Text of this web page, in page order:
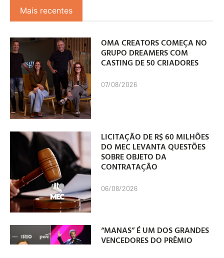
Mais recentes
OMA CREATORS COMEÇA NO
GRUPO DREAMERS COM
CASTING DE 50 CRIADORES
07/08/2026
LICITAÇÃO DE R$ 60 MILHÕES
DO MEC LEVANTA QUESTÕES
SOBRE OBJETO DA
CONTRATAÇÃO
06/08/2026
“MANAS” É UM DOS GRANDES
VENCEDORES DO PRÊMIO